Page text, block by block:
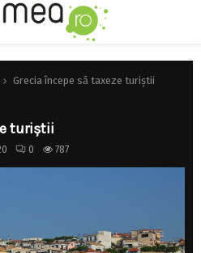
Grecia începe să taxeze turiștii
turiștii
0 787